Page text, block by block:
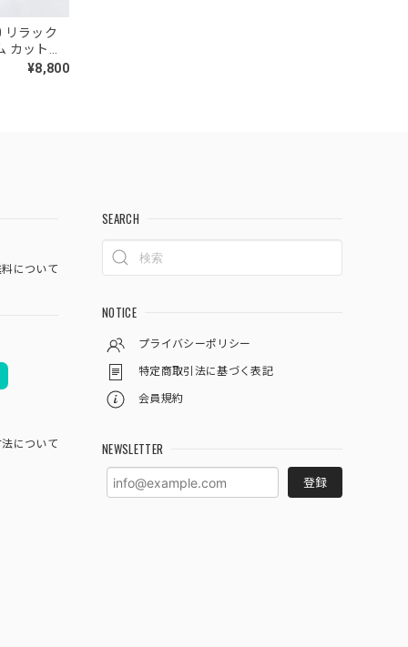
リラック
カットオ
ヴィ
¥8,800
について
について
SEARCH
NOTICE
プライバシーポリシー
特定商取引法に基づく表記
会員規約
NEWSLETTER
登録